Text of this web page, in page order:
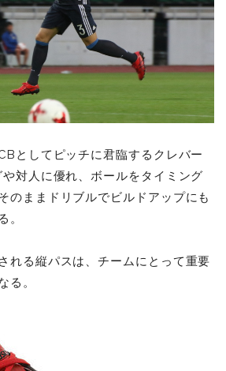
としてピッチに君臨するクレバー
対人に優れ、ボールをタイミング
のままドリブルでビルドアップにも
。
れる縦パスは、チームにとって重要
る。